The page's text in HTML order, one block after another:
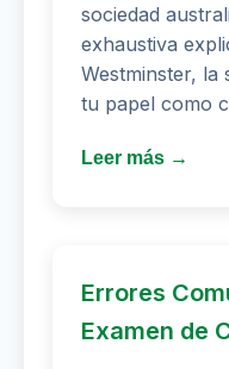
sociedad
exhaustiva
Westminster, la
tu papel como
Leer más →
Errores
Examen de